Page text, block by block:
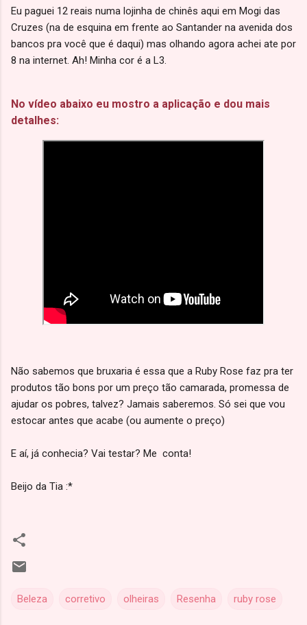
Eu paguei 12 reais numa lojinha de chinês aqui em Mogi das
Cruzes (na de esquina em frente ao Santander na avenida dos
bancos pra você que é daqui) mas olhando agora achei ate por
8 na internet. Ah! Minha cor é a L3.
No vídeo abaixo eu mostro a aplicação e dou mais
detalhes:
Não sabemos que bruxaria é essa que a Ruby Rose faz pra ter
produtos tão bons por um preço tão camarada, promessa de
ajudar os pobres, talvez? Jamais saberemos. Só sei que vou
estocar antes que acabe (ou aumente o preço)
E aí, já conhecia? Vai testar? Me conta!
Beijo da Tia :*
Beleza corretivo olheiras Resenha ruby rose